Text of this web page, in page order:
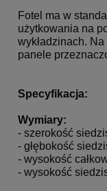
Fotel ma w
użytkowania na
wykładzinach.
panele
Specyfikacja:
Wymiary:
- szerokość
- głębokość
- wysokość
- wysokość